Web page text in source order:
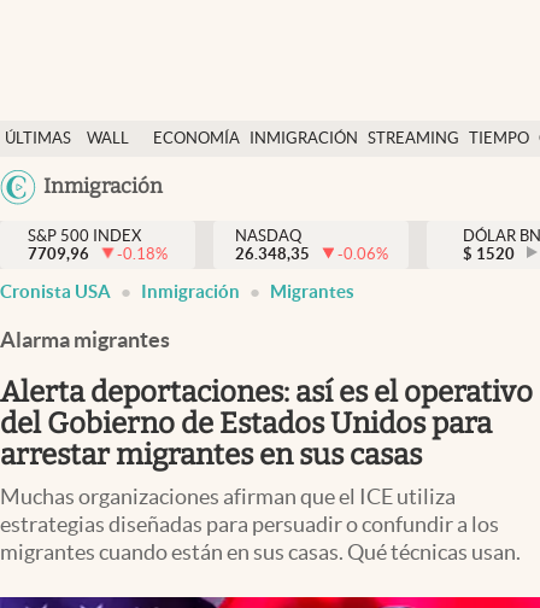
ÚLTIMAS
NOTICIAS
WALL
Y
DÓLAR
ECONOMÍA INMIGRACIÓN STREAMING TIEMPO
México
Inmigración
Finanzas y economía
Wall Street y dólar
Inmigración
Espiritual
Streaming
PC y mobile
Lifestyle
S&P 500 INDEX
7709,96
-0.18%
NASDAQ
26.348,35
-0.06%
DÓLAR
$ 1520
Cronista USA Inmigración Migrantes
Alarma migrantes
Alerta deportaciones: así es el operativo
del Gobierno de Estados Unidos para
arrestar migrantes en sus casas
Muchas organizaciones afirman que el ICE utiliza
estrategias diseñadas para persuadir o confundir a los
migrantes cuando están en sus casas. Qué técnicas usan.